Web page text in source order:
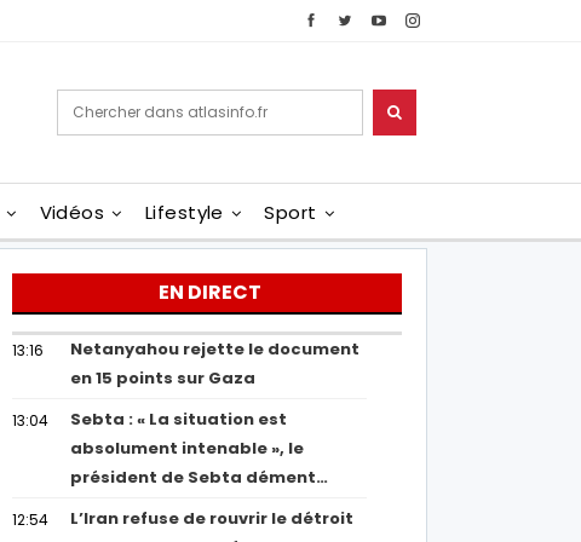
Vidéos Lifestyle Sport
EN DIRECT
13:16
Netanyahou rejette le document
en 15 points sur Gaza
13:04
Sebta : « La situation est
absolument intenable », le
président de Sebta dément…
12:54
L’Iran refuse de rouvrir le détroit